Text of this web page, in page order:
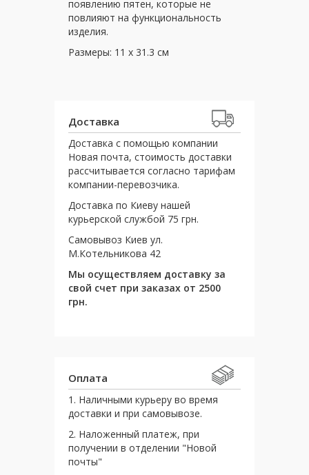
появлению пятен, которые не
повлияют на функциональность
изделия.
Размеры: 11 x 31.3 см
Доставка
Доставка с помощью компании
Новая почта, стоимость доставки
рассчитывается согласно тарифам
компании-перевозчика.
Доставка по Киеву нашей
курьерской службой 75 грн.
Самовывоз Киев ул.
М.Котельникова 42
Мы осуществляем доставку за
свой счет при заказах от 2500
грн.
Оплата
1. Наличными курьеру во время
доставки и при самовывозе.
2. Наложенный платеж, при
получении в отделении "Новой
почты"